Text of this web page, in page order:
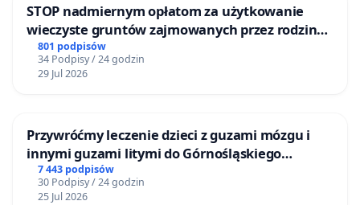
STOP nadmiernym opłatom za użytkowanie
wieczyste gruntów zajmowanych przez rodzinne
ogrody działkowe.
801 podpisów
34 Podpisy / 24 godzin
29 Jul 2026
Przywróćmy leczenie dzieci z guzami mózgu i
innymi guzami litymi do Górnośląskiego
Centrum Zdrowia Dziecka w Katowicach
7 443 podpisów
30 Podpisy / 24 godzin
25 Jul 2026